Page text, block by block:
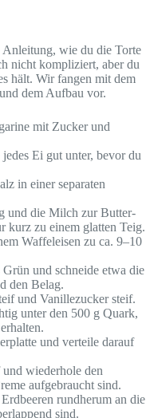
Anleitung, wie du die Torte
nicht kompliziert, aber du
hält. Wir fangen mit dem
dem Aufbau vor.
mit Zucker und
Ei gut unter, bevor du
in einer separaten
und die Milch zur Butter-
kurz zu einem glatten Teig.
Waffeleisen zu ca. 9–10
Grün und schneide etwa die
den Belag.
und Vanillezucker steif.
unter den 500 g Quark,
und verteile darauf
wiederhole den
aufgebraucht sind.
rundherum an die
sind.